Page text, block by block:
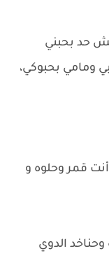
حد بحبني
ومامي بحبوكي،
أنت قمر وحلوه و
وحناخد الدوي